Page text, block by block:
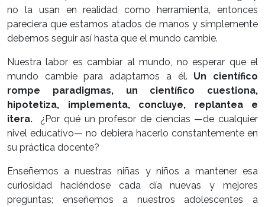
no la usan en realidad como herramienta, entonces
pareciera que estamos atados de manos y simplemente
debemos seguir así hasta que el mundo cambie.
Nuestra labor es cambiar al mundo, no esperar que el
mundo cambie para adaptarnos a él. Un científico
rompe paradigmas, un científico cuestiona,
hipotetiza, implementa, concluye, replantea e
itera. ¿Por qué un profesor de ciencias —de cualquier
nivel educativo— no debiera hacerlo constantemente en
su práctica docente?
Enseñemos a nuestras niñas y niños a mantener esa
curiosidad haciéndose cada día nuevas y mejores
preguntas; enseñemos a nuestros adolescentes a